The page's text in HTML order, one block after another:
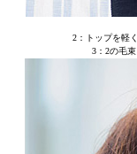
2：トップを軽
3：2の毛